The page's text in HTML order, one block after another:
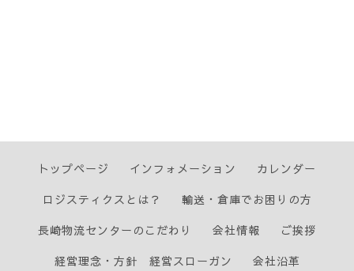
トップページ インフォメーション
カレンダー
ロジスティクスとは？
輸送・倉庫でお困りの方
長崎物流センターのこだわり
会社情報
ご挨拶
経営理念・方針 経営スローガン
会社沿革